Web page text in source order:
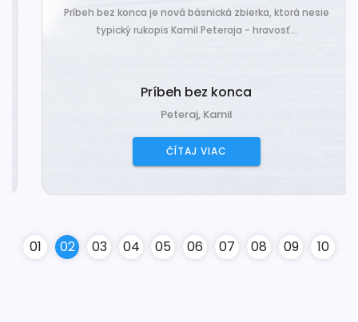
Príbeh bez konca je nová básnická zbierka, ktorá nesie
typický rukopis Kamil Peteraja - hravosť...
Príbeh bez konca
Peteraj, Kamil
ČÍTAJ VIAC
01 02 03 04 05 06 07 08 09 10